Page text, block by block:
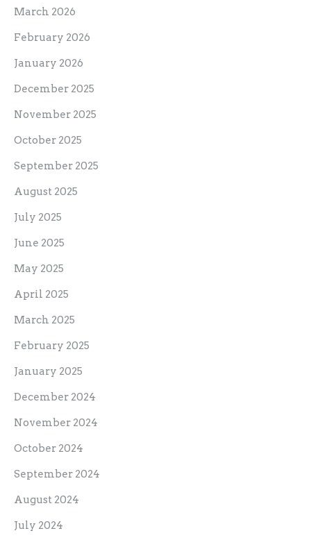
March 2026
February 2026
January 2026
December 2025
November 2025
October 2025
September 2025
August 2025
July 2025
June 2025
May 2025
April 2025
March 2025
February 2025
January 2025
December 2024
November 2024
October 2024
September 2024
August 2024
July 2024